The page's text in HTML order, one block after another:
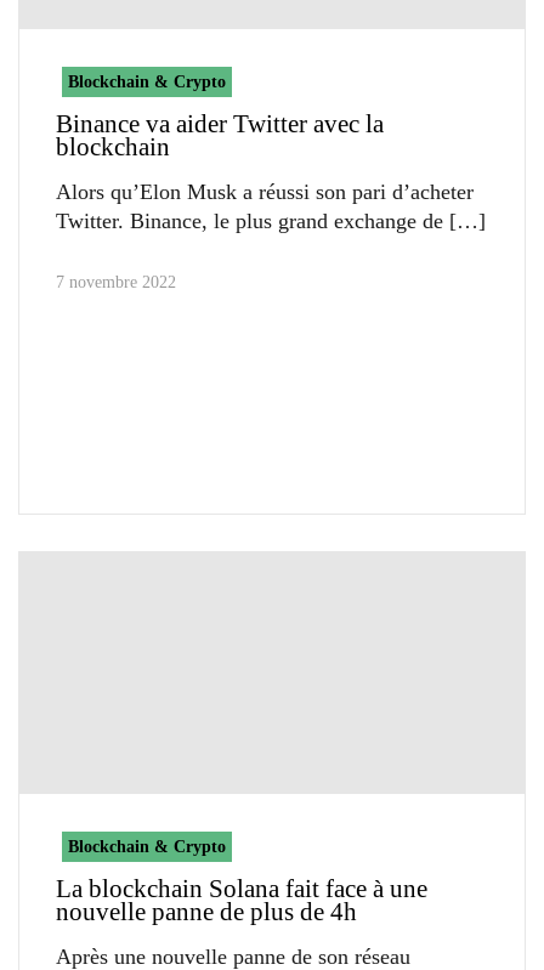
Blockchain & Crypto
Binance va aider Twitter avec la
blockchain
Alors qu’Elon Musk a réussi son pari d’acheter
Twitter. Binance, le plus grand exchange de
7 novembre 2022
Blockchain & Crypto
La blockchain Solana fait face à une
nouvelle panne de plus de 4h
Après une nouvelle panne de son réseau